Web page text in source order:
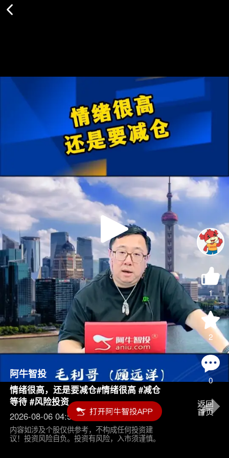
Play
Video
1
2
0
阿牛智投
情绪很高，还是要减仓#情绪很高 #减仓
等待 #风险投资
2026-08-06 04:55
内容如涉及个股仅供参考，不构成任何投资建
议！投资风险自负。投资有风险，入市须谨慎。